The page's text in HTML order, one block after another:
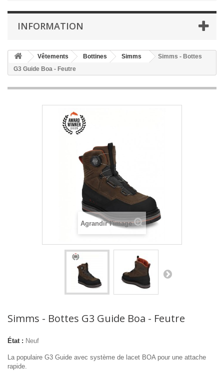
INFORMATION
Vêtements Bottines Simms
Simms - Bottes
G3 Guide Boa - Feutre
Agrandir l'image
Simms - Bottes G3 Guide Boa - Feutre
État : Neuf
La populaire G3 Guide avec système de lacet BOA pour une attache
rapide.